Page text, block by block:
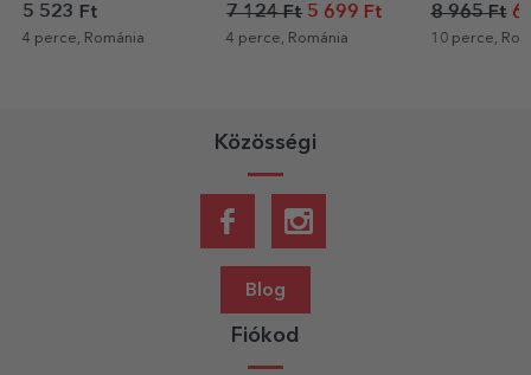
5 523 Ft
4 perce, Románia
termosz, személyre
szabott grafikával
7 124 Ft5 699 Ft
4 perce, Románia
8 965 Ft6
10 perce,
Közösségi
Blog
Fiókod